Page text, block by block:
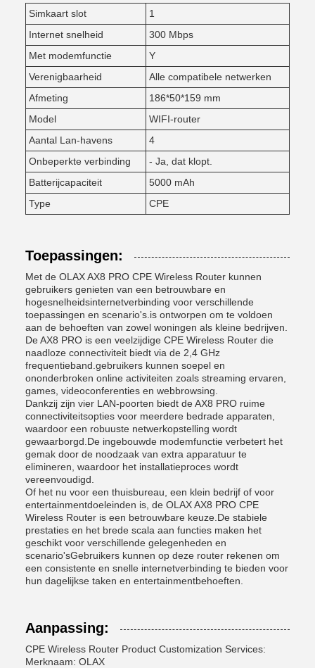
Simkaart slot
1
Internet snelheid
300 Mbps
Met modemfunctie
Y
Verenigbaarheid
Alle compatibele netwerken
Afmeting
186*50*159 mm
Model
WIFI-router
Aantal Lan-havens
4
Onbeperkte verbinding
- Ja, dat klopt.
Batterijcapaciteit
5000 mAh
Type
CPE
Toepassingen:
Met de OLAX AX8 PRO CPE Wireless Router kunnen
gebruikers genieten van een betrouwbare en
hogesnelheidsinternetverbinding voor verschillende
toepassingen en scenario's.is ontworpen om te voldoen
aan de behoeften van zowel woningen als kleine bedrijven.
De AX8 PRO is een veelzijdige CPE Wireless Router die
naadloze connectiviteit biedt via de 2,4 GHz
frequentieband.gebruikers kunnen soepel en
ononderbroken online activiteiten zoals streaming ervaren,
games, videoconferenties en webbrowsing.
Dankzij zijn vier LAN-poorten biedt de AX8 PRO ruime
connectiviteitsopties voor meerdere bedrade apparaten,
waardoor een robuuste netwerkopstelling wordt
gewaarborgd.De ingebouwde modemfunctie verbetert het
gemak door de noodzaak van extra apparatuur te
elimineren, waardoor het installatieproces wordt
vereenvoudigd.
Of het nu voor een thuisbureau, een klein bedrijf of voor
entertainmentdoeleinden is, de OLAX AX8 PRO CPE
Wireless Router is een betrouwbare keuze.De stabiele
prestaties en het brede scala aan functies maken het
geschikt voor verschillende gelegenheden en
scenario'sGebruikers kunnen op deze router rekenen om
een consistente en snelle internetverbinding te bieden voor
hun dagelijkse taken en entertainmentbehoeften.
Aanpassing:
CPE Wireless Router Product Customization Services:
Merknaam: OLAX